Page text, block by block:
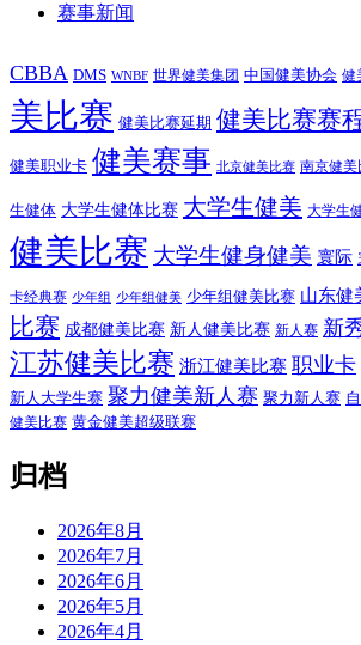
赛事新闻
CBBA DMS WNBF 世界健美集团 中国健美协会 健
美比赛 健美比赛延期 健美比赛赛
健美职业卡 健美赛事 北京健美比赛 南京健美
生健体 大学生健体比赛 大学生健美 大学生
健美比赛 大学生健身健美 寰际
卡经典赛 少年组 少年组健美 少年组健美比赛 山东健
比赛 成都健美比赛 新人健美比赛 新人赛 新
江苏健美比赛 浙江健美比赛 职业卡
新人大学生赛 聚力健美新人赛 聚力新人赛
健美比赛 黄金健美超级联赛
归档
2026年8月
2026年7月
2026年6月
2026年5月
2026年4月